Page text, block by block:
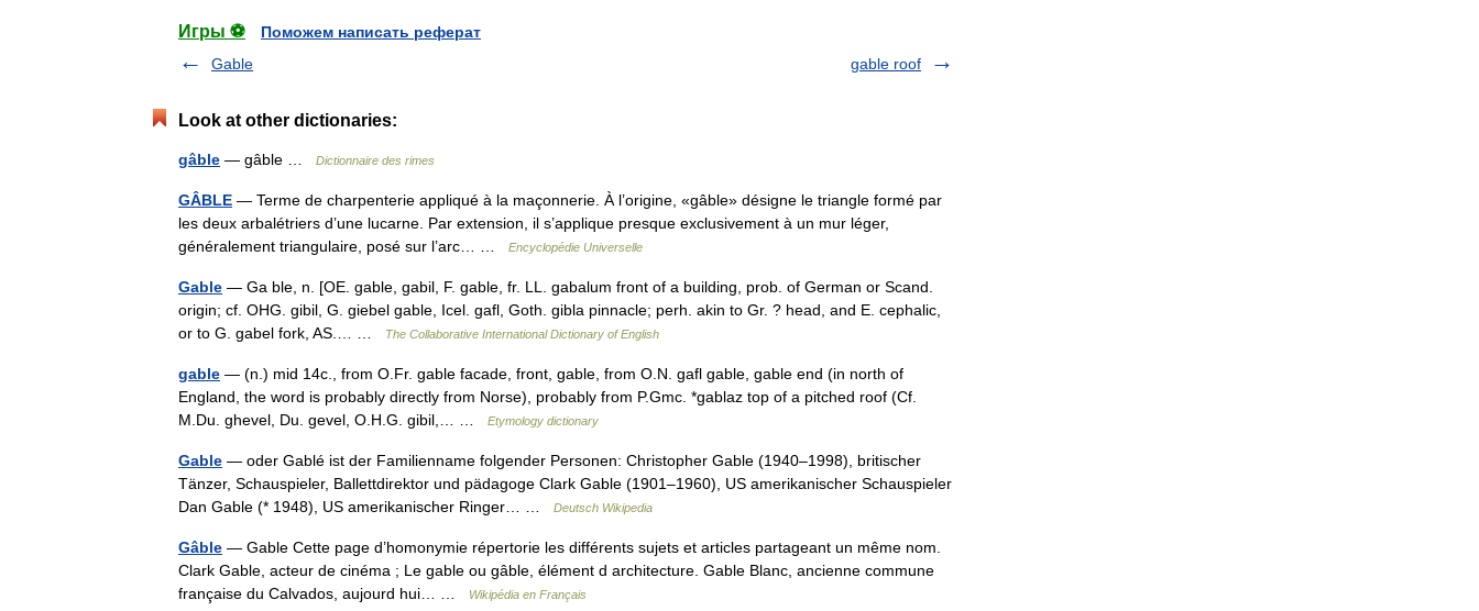
Игры ⚽
Поможем написать реферат
Gable
gable roof
Look at other dictionaries:
gâble — gâble … Dictionnaire des rimes
GÂBLE — Terme de charpenterie appliqué à la maçonnerie. À l’origine, «gâble» désigne le triangle formé par
les deux arbalétriers d’une lucarne. Par extension, il s’applique presque exclusivement à un mur léger,
généralement triangulaire, posé sur l’arc… …
Encyclopédie Universelle
Gable — Ga ble, n. [OE. gable, gabil, F. gable, fr. LL. gabalum front of a building, prob. of German or Scand.
origin; cf. OHG. gibil, G. giebel gable, Icel. gafl, Goth. gibla pinnacle; perh. akin to Gr. ? head, and E. cephalic,
or to G. gabel fork, AS.… …
The Collaborative International Dictionary of English
gable — (n.) mid 14c., from O.Fr. gable facade, front, gable, from O.N. gafl gable, gable end (in north of
England, the word is probably directly from Norse), probably from P.Gmc. *gablaz top of a pitched roof (Cf.
M.Du. ghevel, Du. gevel, O.H.G. gibil,… …
Etymology dictionary
Gable — oder Gablé ist der Familienname folgender Personen: Christopher Gable (1940–1998), britischer
Tänzer, Schauspieler, Ballettdirektor und pädagoge Clark Gable (1901–1960), US amerikanischer Schauspieler
Dan Gable (* 1948), US amerikanischer Ringer… …
Deutsch Wikipedia
Gâble — Gable Cette page d’homonymie répertorie les différents sujets et articles partageant un même nom.
Clark Gable, acteur de cinéma ; Le gable ou gâble, élément d architecture. Gable Blanc, ancienne commune
française du Calvados, aujourd hui… …
Wikipédia en Français